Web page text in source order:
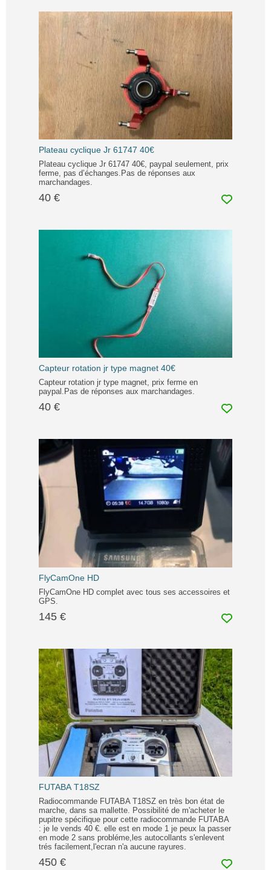
Plateau cyclique Jr 61747 40€
Plateau cyclique Jr 61747 40€, paypal seulement, prix
ferme, pas d’échanges.Pas de réponses aux
marchandages.
40 €
Capteur rotation jr type magnet 40€
Capteur rotation jr type magnet, prix ferme en
paypal.Pas de réponses aux marchandages.
40 €
FlyCamOne HD
FlyCamOne HD complet avec tous ses accessoires et
GPS.
145 €
FUTABA T18SZ
Radiocommande FUTABA T18SZ en très bon état de
marche, dans sa mallette. Possibilité de m'acheter le
pupitre spécifique pour cette radiocommande FUTABA
: je le vends 40 €. elle est en mode 1 je peux la passer
en mode 2 sans probléme,les autocollants s'enlevent
trés facilement,l'ecran n'a aucune rayures.
450 €